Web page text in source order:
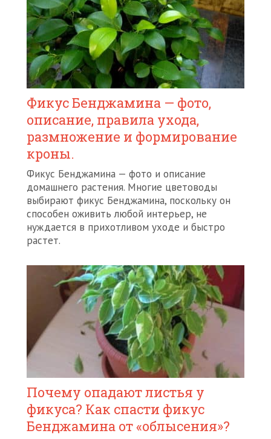
Фикус Бенджамина — фото,
описание, правила ухода,
размножение и формирование
кроны.
Фикус Бенджамина — фото и описание
домашнего растения. Многие цветоводы
выбирают фикус Бенджамина, поскольку он
способен оживить любой интерьер, не
нуждается в прихотливом уходе и быстро
растет.
Почему опадают листья у
фикуса? Как спасти фикус
Бенджамина от «облысения»?